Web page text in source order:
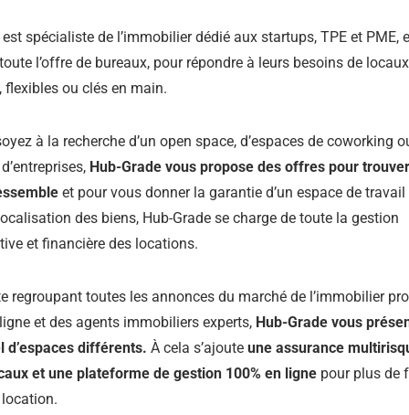
spécialiste de l’immobilier dédié aux startups, TPE et PME,
l’offre de bureaux, pour répondre à leurs besoins de
flexibles ou clés en main.
à la recherche d’un open space, d’espaces de coworking
Hub-Grade vous propose des offres pour
et pour vous donner la garantie d’un espace de travail
des biens, Hub-Grade se charge de toute la gestion
et financière des locations.
regroupant toutes les annonces du marché de l’immobilier
et des agents immobiliers experts, Hub-Grade vous
d’espaces différents. À cela s’ajoute une assurance
et une plateforme de gestion 100% en ligne pour plus de